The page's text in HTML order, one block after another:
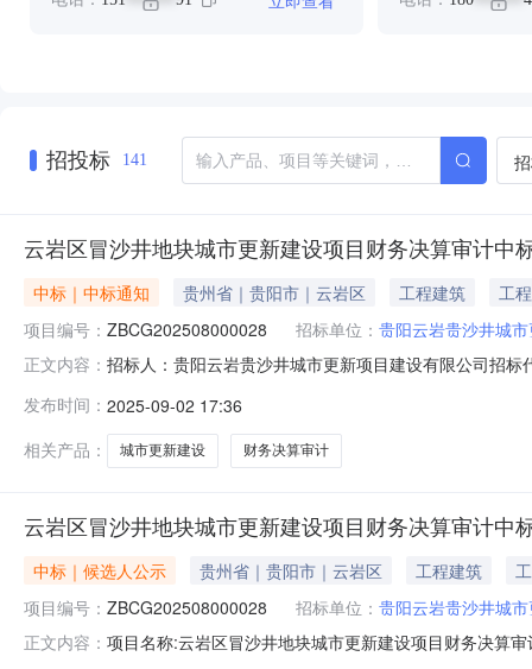
招投标 141
云岩区冒沙井地块城市更新建设项目财务决算审计中
中标｜中标通知 贵州省｜贵阳市｜云岩区 工程建筑
工程
项目编号： ZBCG202508000028 招标单位： 贵阳云岩贵沙井城
正文内容： 招标人：贵阳云岩贵沙井城市更新项目建设有限公司招
新建设项目财务决算审计标段编号：
采购交易平台,贵州
发布时间： 2025-09-02 17:36
相关产品：
城市更新建设 财务决算审计
云岩区冒沙井地块城市更新建设项目财务决算审计中
中标｜候选人公示 贵州省｜贵阳市｜云岩区 工程建筑
项目编号： ZBCG202508000028 招标单位： 贵阳云岩贵沙井城
正文内容： 项目名称:云岩区冒沙井地块城市更新建设项目财务决算